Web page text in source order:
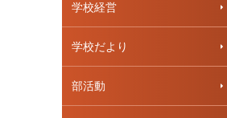
学校経営
学校だより
部活動